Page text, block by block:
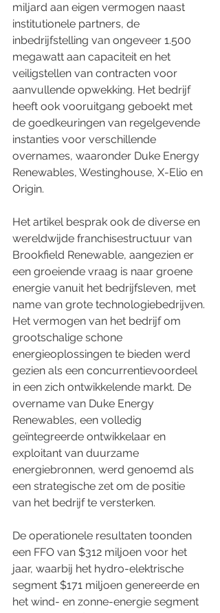
miljard aan eigen vermogen naast
institutionele partners, de
inbedrijfstelling van ongeveer 1.500
megawatt aan capaciteit en het
veiligstellen van contracten voor
aanvullende opwekking. Het bedrijf
heeft ook vooruitgang geboekt met
de goedkeuringen van regelgevende
instanties voor verschillende
overnames, waaronder Duke Energy
Renewables, Westinghouse, X-Elio en
Origin.
Het artikel besprak ook de diverse en
wereldwijde franchisestructuur van
Brookfield Renewable, aangezien er
een groeiende vraag is naar groene
energie vanuit het bedrijfsleven, met
name van grote technologiebedrijven.
Het vermogen van het bedrijf om
grootschalige schone
energieoplossingen te bieden werd
gezien als een concurrentievoordeel
in een zich ontwikkelende markt. De
overname van Duke Energy
Renewables, een volledig
geïntegreerde ontwikkelaar en
exploitant van duurzame
energiebronnen, werd genoemd als
een strategische zet om de positie
van het bedrijf te versterken.
De operationele resultaten toonden
een FFO van $312 miljoen voor het
jaar, waarbij het hydro-elektrische
segment $171 miljoen genereerde en
het wind- en zonne-energie segment